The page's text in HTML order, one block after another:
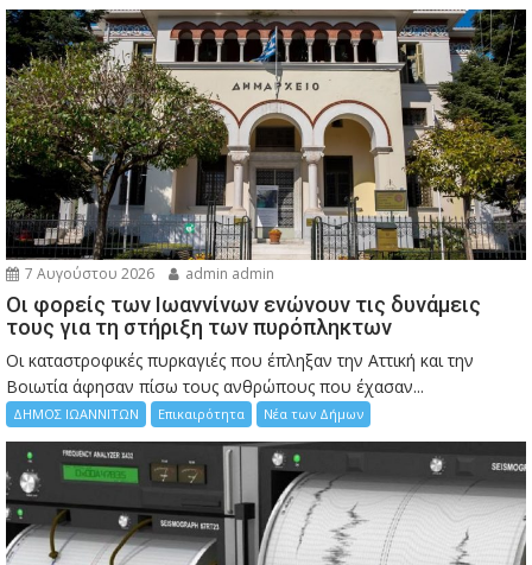
7 Αυγούστου 2026 admin admin
Οι φορείς των Ιωαννίνων ενώνουν τις δυνάμεις
τους για τη στήριξη των πυρόπληκτων
Οι καταστροφικές πυρκαγιές που έπληξαν την Αττική και την
Bοιωτία άφησαν πίσω τους ανθρώπους που έχασαν...
ΔΗΜΟΣ ΙΩΑΝΝΙΤΩΝ Επικαιρότητα Νέα των Δήμων